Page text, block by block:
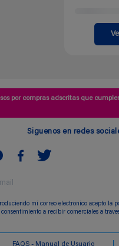
por compras adscritas que
Siguenos en redes
mi correo electronico acepto la
consentimiento a recibir comerciales a
FAQS - Manual de Usuario